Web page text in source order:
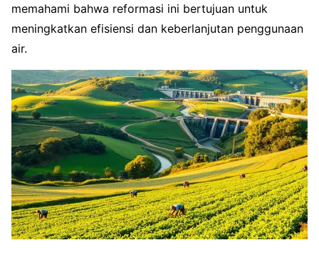
memahami bahwa reformasi ini bertujuan untuk
meningkatkan efisiensi dan keberlanjutan penggunaan
air.